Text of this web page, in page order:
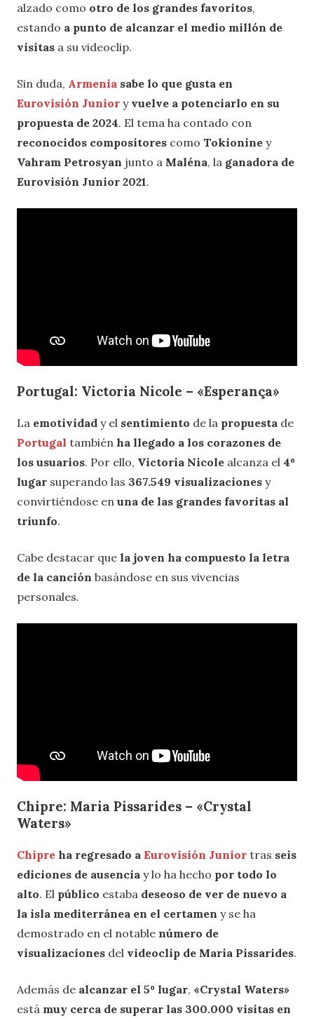
alzado como otro de los grandes favoritos,
estando a punto de alcanzar el medio millón de
visitas a su videoclip.
Sin duda, Armenia sabe lo que gusta en
Eurovisión Junior y vuelve a potenciarlo en su
propuesta de 2024. El tema ha contado con
reconocidos compositores como Tokionine y
Vahram Petrosyan junto a Maléna, la ganadora de
Eurovisión Junior 2021.
Portugal: Victoria Nicole – «Esperança»
La emotividad y el sentimiento de la propuesta de
Portugal también ha llegado a los corazones de
los usuarios. Por ello, Victoria Nicole alcanza el 4º
lugar superando las 367.549 visualizaciones y
convirtiéndose en una de las grandes favoritas al
triunfo.
Cabe destacar que la joven ha compuesto la letra
de la canción basándose en sus vivencias
personales.
Chipre: Maria Pissarides – «Crystal
Waters»
Chipre ha regresado a Eurovisión Junior tras seis
ediciones de ausencia y lo ha hecho por todo lo
alto. El público estaba deseoso de ver de nuevo a
la isla mediterránea en el certamen y se ha
demostrado en el notable número de
visualizaciones del videoclip de Maria Pissarides.
Además de alcanzar el 5º lugar, «Crystal Waters»
está muy cerca de superar las 300.000 visitas en